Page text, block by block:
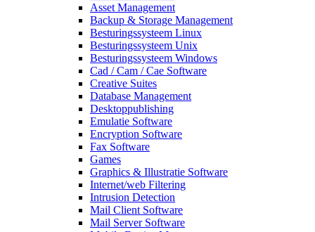
Asset Management
Backup & Storage Management
Besturingssysteem Linux
Besturingssysteem Unix
Besturingssysteem Windows
Cad / Cam / Cae Software
Creative Suites
Database Management
Desktoppublishing
Emulatie Software
Encryption Software
Fax Software
Games
Graphics & Illustratie Software
Internet/web Filtering
Intrusion Detection
Mail Client Software
Mail Server Software